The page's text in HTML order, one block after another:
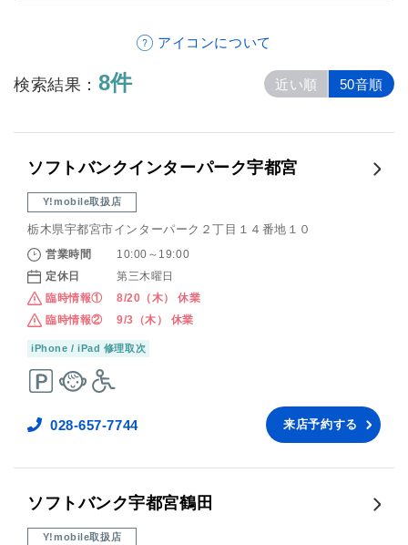
アイコンについて
検索結果： 8件 近い順 50音順
ソフトバンクインターパーク宇都宮
Y!mobile取扱店
栃木県宇都宮市インターパーク２丁目１４番地１０
営業時間
10:00～19:00
定休日
第三木曜日
臨時情報①
8/20（木） 休業
臨時情報②
9/3（木） 休業
iPhone / iPad 修理取次
028-657-7744 来店予約する
ソフトバンク宇都宮鶴田
Y!mobile取扱店